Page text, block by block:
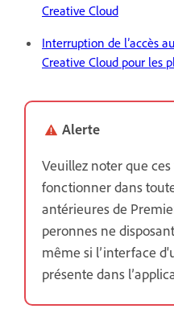
Creative Cloud
Interruption de l’accès
Creative Cloud pour les
Alerte
Veuillez noter que
fonctionner dans
antérieures de
peronnes ne
même si l’interface
présente dans